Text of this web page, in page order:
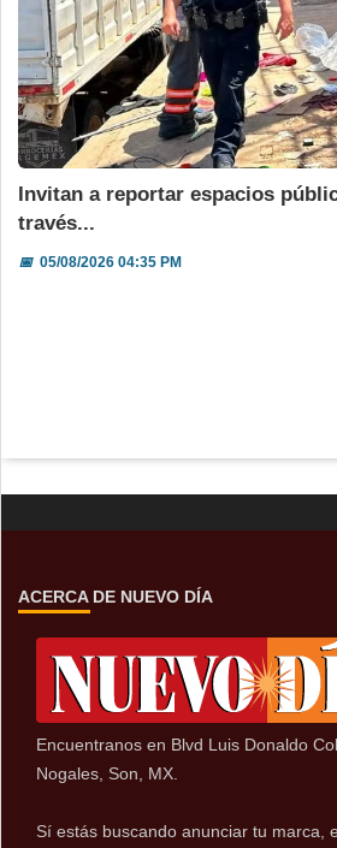
Invitan a reportar espacios
través...
📅05/08/2026 04:35 PM
ACERCA DE NUEVO DÍA
Encuentranos en Blvd Luis Donaldo
Nogales, Son, MX.
Sí estás buscando anunciar tu marca,